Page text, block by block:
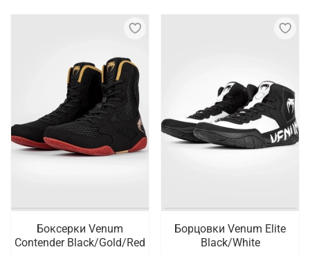
Боксерки Venum
Contender Black/Gold/Red
Борцовки Venum Elite
Black/White